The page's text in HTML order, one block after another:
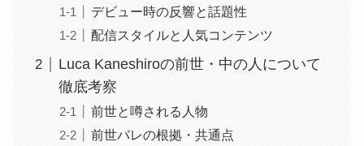
デビュー時の反響と話題性
配信スタイルと人気コンテンツ
Luca Kaneshiroの前世・中の人について
徹底考察
前世と噂される人物
前世バレの根拠・共通点